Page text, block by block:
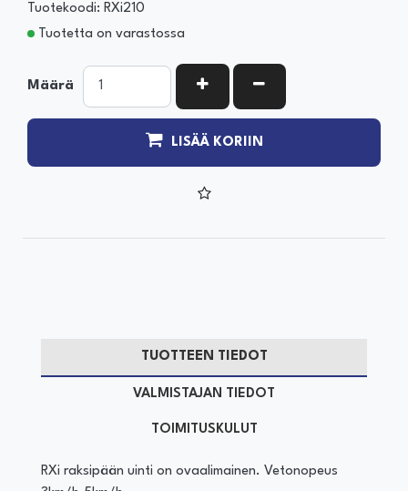
Tuotekoodi: RXi210
Tuotetta on varastossa
Määrä KASVATA MÄÄRÄÄ
VÄHENNÄ MÄÄRÄÄ
LISÄÄ KORIIN
TUOTTEEN TIEDOT
VALMISTAJAN TIEDOT
TOIMITUSKULUT
RXi raksipään uinti on ovaalimainen. Vetonopeus